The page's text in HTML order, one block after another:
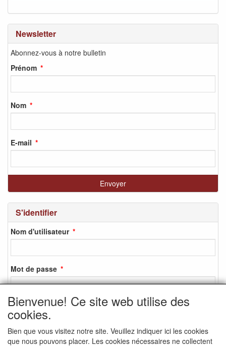
Newsletter
Abonnez-vous à notre bulletin
Prénom
Nom
E-mail
S'identifier
Nom d'utilisateur
Mot de passe
S'inscrire
Bienvenue! Ce site web utilise des
cookies.
Bien que vous visitez notre site. Veuillez indiquer ici les cookies
que nous pouvons placer. Les cookies nécessaires ne collectent